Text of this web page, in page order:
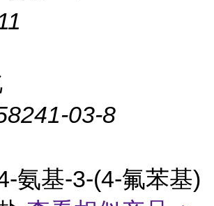
03-8
氨基-3-(4-氟苯基)